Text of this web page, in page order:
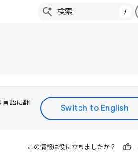
/
言語に翻
この情報は役に立ちましたか？